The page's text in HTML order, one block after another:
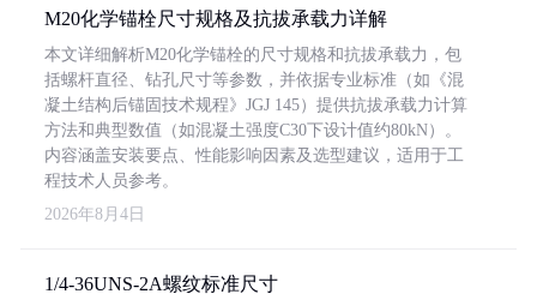
M20化学锚栓尺寸规格及抗拔承载力详解
本文详细解析M20化学锚栓的尺寸规格和抗拔承载力，包
括螺杆直径、钻孔尺寸等参数，并依据专业标准（如《混
凝土结构后锚固技术规程》JGJ 145）提供抗拔承载力计算
方法和典型数值（如混凝土强度C30下设计值约80kN）。
内容涵盖安装要点、性能影响因素及选型建议，适用于工
程技术人员参考。
2026年8月4日
1/4-36UNS-2A螺纹标准尺寸